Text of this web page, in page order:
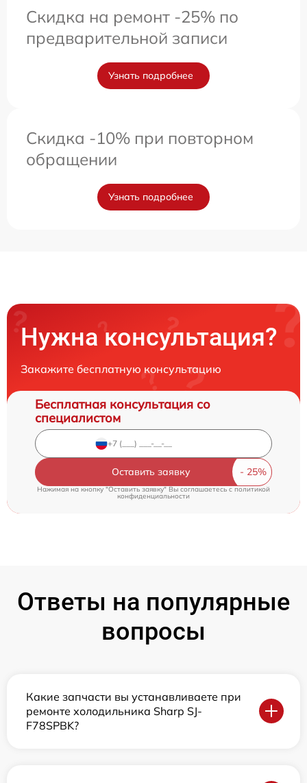
Скидка на ремонт -25% по
предварительной записи
Узнать подробнее
Скидка -10% при повторном
обращении
Узнать подробнее
Нужна консультация?
Закажите бесплатную консультацию
Бесплатная консультация со
специалистом
Оставить заявку
Нажимая на кнопку "Оставить заявку" Вы соглашаетесь cполитикой
конфиденциальности
Ответы на популярные
вопросы
Какие запчасти вы устанавливаете при
ремонте холодильника Sharp SJ-
F78SPBK?